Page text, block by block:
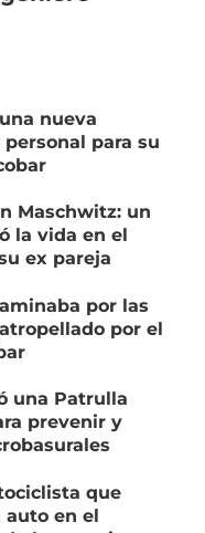
nueva
para su
Maschwitz: un
la vida en el
ex pareja
por las
por el
una Patrulla
prevenir y
que
auto en el